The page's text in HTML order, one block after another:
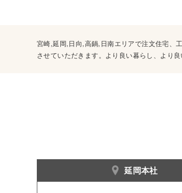
宮崎,延岡,日向,高鍋,日南エリアで注文住宅、
させていただきます。より良い暮らし、より
延岡本社